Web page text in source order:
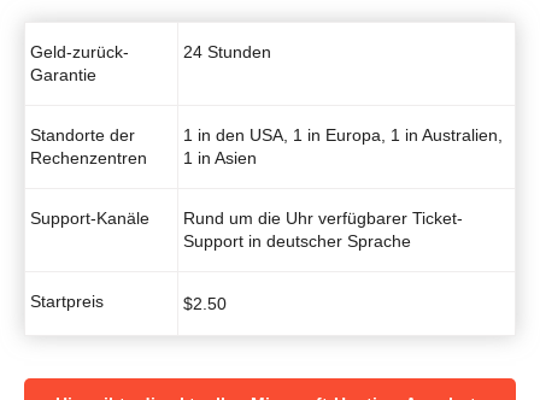
Geld-zurück-
Garantie
24 Stunden
Standorte der
Rechenzentren
1 in den USA, 1 in Europa, 1 in Australien,
1 in Asien
Support-Kanäle
Rund um die Uhr verfügbarer Ticket-
Support in deutscher Sprache
Startpreis $2.50